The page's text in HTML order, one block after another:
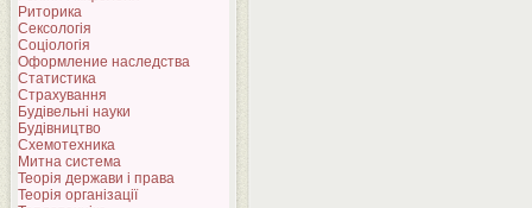
Риторика
Сексологія
Соціологія
Оформление наследства
Статистика
Страхування
Будівельні науки
Будівництво
Схемотехника
Митна система
Теорія держави і права
Теорія організації